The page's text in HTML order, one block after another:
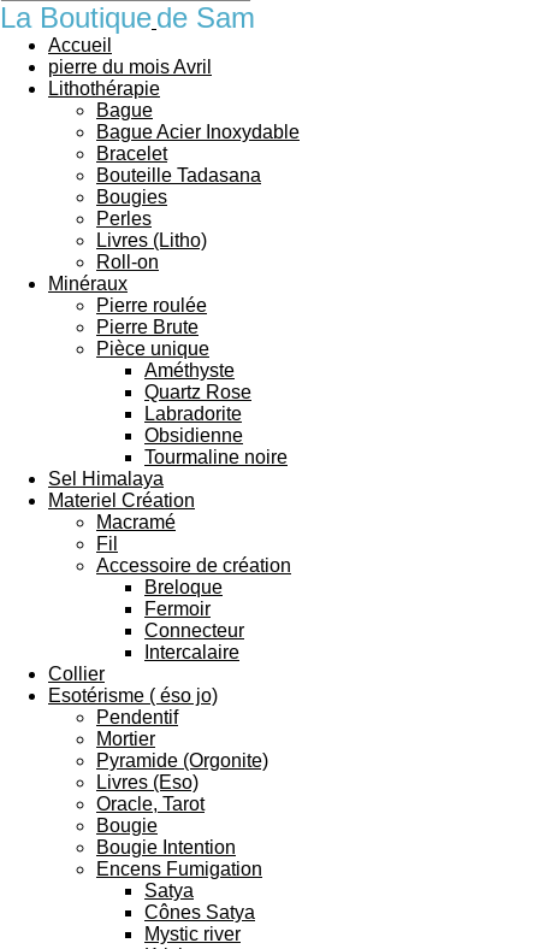
La Boutiquede Sam
Accueil
pierre du mois Avril
Lithothérapie
Bague
Bague Acier Inoxydable
Bracelet
Bouteille Tadasana
Bougies
Perles
Livres (Litho)
Roll-on
Minéraux
Pierre roulée
Pierre Brute
Pièce unique
Améthyste
Quartz Rose
Labradorite
Obsidienne
Tourmaline noire
Sel Himalaya
Materiel Création
Macramé
Fil
Accessoire de création
Breloque
Fermoir
Connecteur
Intercalaire
Collier
Esotérisme ( éso jo)
Pendentif
Mortier
Pyramide (Orgonite)
Livres (Eso)
Oracle, Tarot
Bougie
Bougie Intention
Encens Fumigation
Satya
Cônes Satya
Mystic river